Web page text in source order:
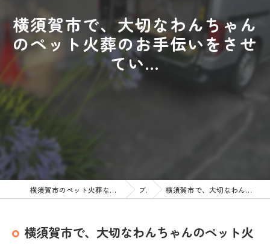
横須賀市で、大切なわんちゃん
のペット火葬のお手伝いをさせ
てい...
横須賀市のペット火葬なら訪問ペット火葬 ペットメモリアル神奈川 ブログ 横須賀市で、大切なわんちゃんのペット火葬のお手伝いをさせてい...
横須賀市で、大切なわんちゃんのペット火